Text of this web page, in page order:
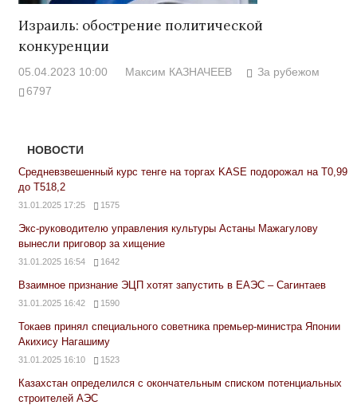
Израиль: обострение политической
конкуренции
05.04.2023 10:00 Максим КАЗНАЧЕЕВ
За рубежом
6797
НОВОСТИ
Средневзвешенный курс тенге на торгах KASE подорожал на Т0,99
до Т518,2
31.01.2025 17:25 1575
Экс-руководителю управления культуры Астаны Мажагулову
вынесли приговор за хищение
31.01.2025 16:54 1642
Взаимное признание ЭЦП хотят запустить в ЕАЭС – Сагинтаев
31.01.2025 16:42 1590
Токаев принял специального советника премьер-министра Японии
Акихису Нагашиму
31.01.2025 16:10 1523
Казахстан определился с окончательным списком потенциальных
строителей АЭС